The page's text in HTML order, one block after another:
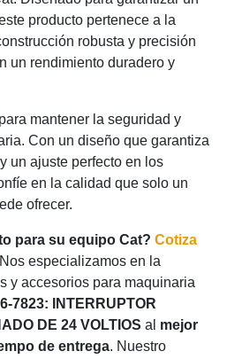
producto pertenece a la
robusta y precisión
un rendimiento duradero y
mantener la seguridad y
Con un diseño que garantiza
un ajuste perfecto en los
en la calidad que solo un
ofrecer.
para su equipo Cat? Cotiza
especializamos en la
y accesorios para maquinaria
7823: INTERRUPTOR
DE 24 VOLTIOS al mejor
de entrega. Nuestro